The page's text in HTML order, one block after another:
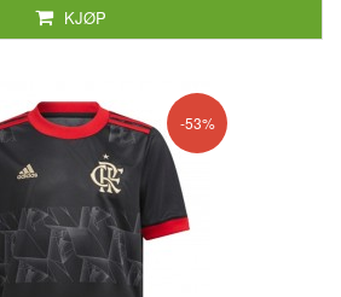
KJØP
-53%